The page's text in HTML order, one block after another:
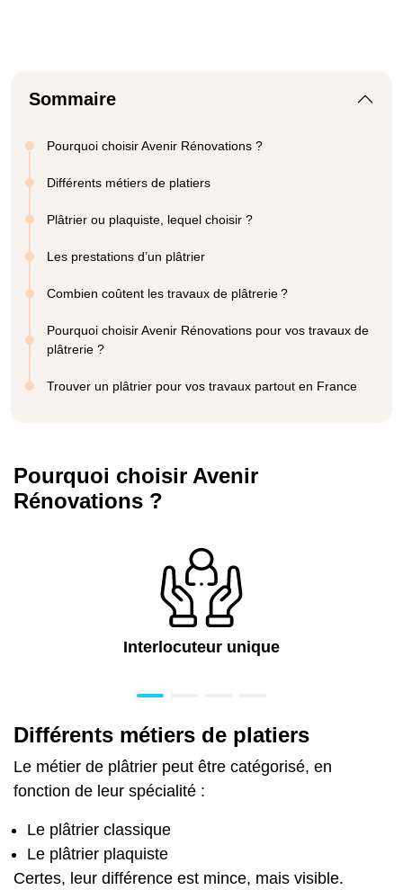
Sommaire
Pourquoi choisir Avenir Rénovations ?
Différents métiers de platiers
Plâtrier ou plaquiste, lequel choisir ?
Les prestations d’un plâtrier
Combien coûtent les travaux de plâtrerie ?
Pourquoi choisir Avenir Rénovations pour vos travaux de
plâtrerie ?
Trouver un plâtrier pour vos travaux partout en France
Pourquoi choisir Avenir
Rénovations ?
Interlocuteur unique
Différents métiers de platiers
Le métier de plâtrier peut être catégorisé, en
fonction de leur spécialité :
Le plâtrier classique
Le plâtrier plaquiste
Certes, leur différence est mince, mais visible.